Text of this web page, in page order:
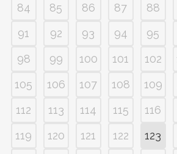
84
85 86 87 88
91
92 93 94 95
98
99 100 101 102
105
106 107 108 109
112
113 114 115 116
119
120 121 122 123